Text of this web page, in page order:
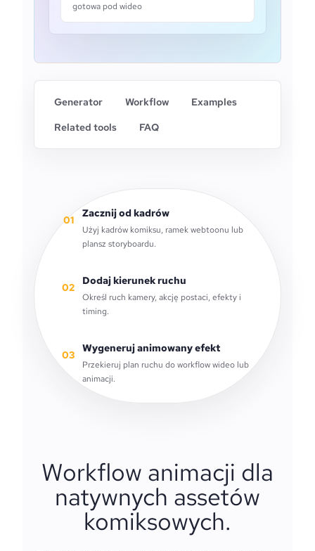
gotowa pod wideo
Generator Workflow
Examples
Related tools
FAQ
01
Zacznij od kadrów
Użyj kadrów komiksu, ramek webtoonu lub
plansz storyboardu.
02
Dodaj kierunek ruchu
Określ ruch kamery, akcję postaci, efekty i
timing.
03
Wygeneruj animowany efekt
Przekieruj plan ruchu do workflow wideo lub
animacji.
Workflow animacji dla
natywnych assetów
komiksowych.